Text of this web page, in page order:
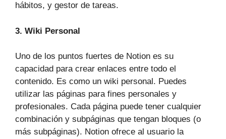
hábitos, y gestor de tareas.
3. Wiki Personal
Uno de los puntos fuertes de Notion es su
capacidad para crear enlaces entre todo el
contenido. Es como un wiki personal. Puedes
utilizar las páginas para fines personales y
profesionales. Cada página puede tener cualquier
combinación y subpáginas que tengan bloques (o
más subpáginas). Notion ofrece al usuario la